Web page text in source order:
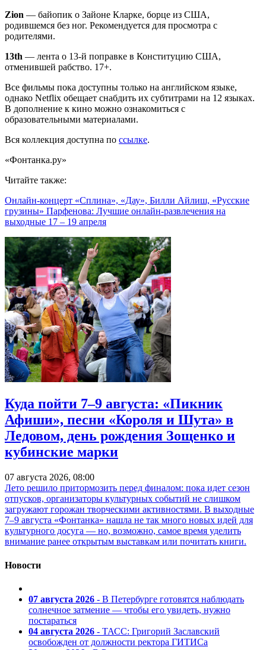
Zion — байопик о Зайоне Кларке, борце из США,
родившемся без ног. Рекомендуется для просмотра с
родителями.
13th — лента о 13-й поправке в Конституцию США,
отменившей рабство. 17+.
Все фильмы пока доступны только на английском языке,
однако Netflix обещает снабдить их субтитрами на 12 языках.
В дополнение к кино можно ознакомиться с
образовательными материалами.
Вся коллекция доступна по ссылке.
«Фонтанка.ру»
Читайте также:
Онлайн-концерт «Сплина», «Дау», Билли Айлиш, «Русские
грузины» Парфенова: Лучшие онлайн-развлечения на
выходные 17 – 19 апреля
Куда пойти 7–9 августа: «Пикник
Афиши», песни «Короля и Шута» в
Ледовом, день рождения Зощенко и
кубинские марки
07 августа 2026, 08:00
Лето решило притормозить перед финалом: пока идет сезон
отпусков, организаторы культурных событий не слишком
загружают горожан творческими активностями. В выходные
7–9 августа «Фонтанка» нашла не так много новых идей для
культурного досуга — но, возможно, самое время уделить
внимание ранее открытым выставкам или почитать книги.
Новости
07 августа 2026 - В Петербурге готовятся наблюдать
солнечное затмение — чтобы его увидеть, нужно
постараться
04 августа 2026 - ТАСС: Григорий Заславский
освобожден от должности ректора ГИТИСа